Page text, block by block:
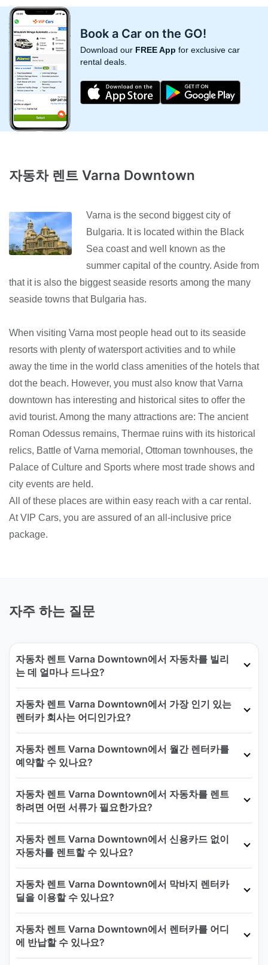
Book a Car on the GO!
Download our FREE App for exclusive car
rental deals.
자동차 렌트 Varna Downtown
Varna is the second biggest city of
Bulgaria. It is located within the Black
Sea coast and well known as the
summer capital of the country. Aside from
that it is also the biggest seaside resorts among the many
seaside towns that Bulgaria has.
When visiting Varna most people head out to its seaside
resorts with plenty of watersport activities and to while
away the time in the world class amenities of the hotels that
dot the beach. However, you must also know that Varna
downtown has interesting and historical sites to offer the
avid tourist. Among the many attractions are: The ancient
Roman Odessus remains, Thermae ruins with its historical
relics, Battle of Varna memorial, Ottoman townhouses, the
Palace of Culture and Sports where most trade shows and
city events are held.
All of these places are within easy reach with a car rental.
At VIP Cars, you are assured of an all-inclusive price
package.
자주 하는 질문
자동차 렌트 Varna Downtown에서 자동차를 빌리
는 데 얼마나 드나요?
자동차 렌트 Varna Downtown에서 가장 인기 있는
렌터카 회사는 어디인가요?
자동차 렌트 Varna Downtown에서 월간 렌터카를
예약할 수 있나요?
자동차 렌트 Varna Downtown에서 자동차를 렌트
하려면 어떤 서류가 필요한가요?
자동차 렌트 Varna Downtown에서 신용카드 없이
자동차를 렌트할 수 있나요?
자동차 렌트 Varna Downtown에서 막바지 렌터카
딜을 이용할 수 있나요?
자동차 렌트 Varna Downtown에서 렌터카를 어디
에 반납할 수 있나요?